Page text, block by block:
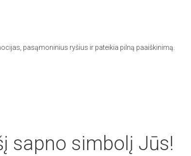
pasąmoninius ryšius ir pateikia pilną paaiškinimą.
sapno simbolį Jūs!